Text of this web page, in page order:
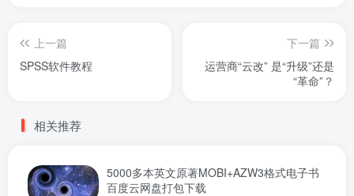
上一篇
SPSS软件教程
下一篇
运营商“云改” 是“升级”还是
“革命”？
相关推荐
5000多本英文原著MOBI+AZW3格式电子书
百度云网盘打包下载